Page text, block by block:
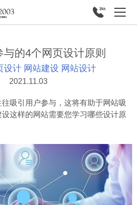
与的4个网页设计原则
设计 网站建设 网站设计
2021.11.03
引用户参与，这将有助于网站吸
这样的网站需要您学习哪些设计原